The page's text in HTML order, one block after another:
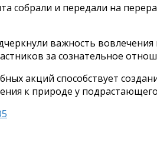
собрали и передали на
важность
за сознательное
акций способствует
к природе у